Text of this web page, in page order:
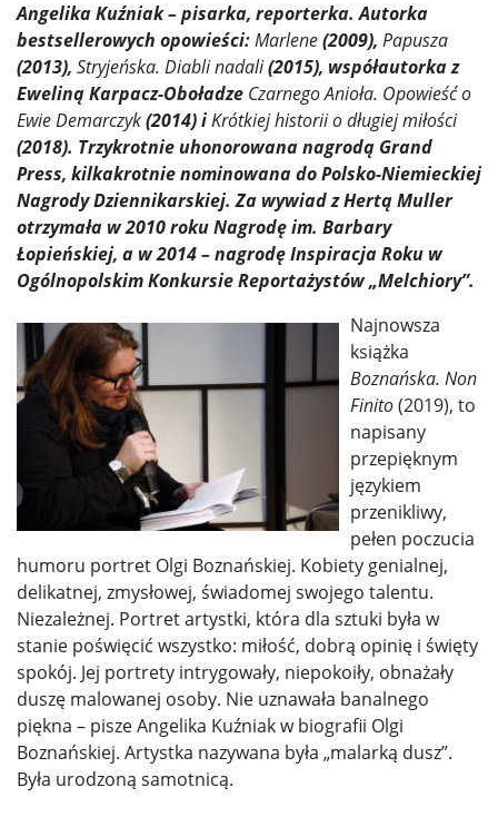
Angelika Kuźniak – pisarka, reporterka. Autorka
bestsellerowych opowieści:Marlene(2009), Papusza
(2013), Stryjeńska. Diabli nadali(2015), współautorka z
Eweliną Karpacz-Oboładze Czarnego Anioła. Opowieść o
Ewie Demarczyk(2014) iKrótkiej historii o długiej miłości
(2018). Trzykrotnie uhonorowana nagrodą Grand
Press, kilkakrotnie nominowana do Polsko-Niemieckiej
Nagrody Dziennikarskiej. Za wywiad z Hertą Muller
otrzymała w 2010 roku Nagrodę im. Barbary
Łopieńskiej, a w 2014 – nagrodę Inspiracja Roku w
Ogólnopolskim Konkursie Reportażystów „Melchiory”.
Najnowsza
książka
Boznańska. Non
Finito(2019), to
napisany
przepięknym
językiem
przenikliwy,
pełen poczucia
humoru portret Olgi Boznańskiej. Kobiety genialnej,
delikatnej, zmysłowej, świadomej swojego talentu.
Niezależnej. Portret artystki, która dla sztuki była w
stanie poświęcić wszystko: miłość, dobrą opinię i święty
spokój. Jej portrety intrygowały, niepokoiły, obnażały
duszę malowanej osoby. Nie uznawała banalnego
piękna – pisze Angelika Kuźniak w biografii Olgi
Boznańskiej. Artystka nazywana była „malarką dusz”.
Była urodzoną samotnicą.